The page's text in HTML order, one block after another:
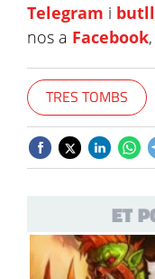
Telegram i
nos a Facebook,
TRES TOMBS
ET